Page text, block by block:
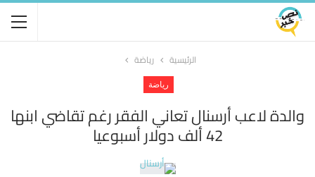
الرئيسية رياضة
رياضة
والدة لاعب أرسنال تعاني الفقر رغم تقاضي ابنها
42 ألف دولار أسبوعيا